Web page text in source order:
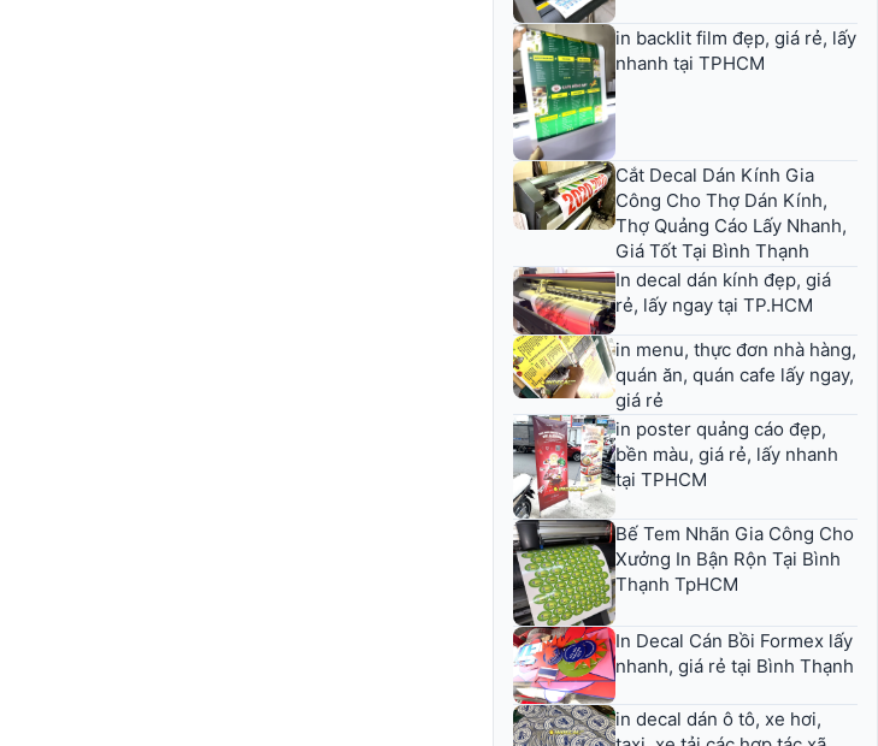
in backlit film đẹp, giá rẻ, lấy
nhanh tại TPHCM
Cắt Decal Dán Kính Gia
Công Cho Thợ Dán Kính,
Thợ Quảng Cáo Lấy Nhanh,
Giá Tốt Tại Bình Thạnh
In decal dán kính đẹp, giá
rẻ, lấy ngay tại TP.HCM
in menu, thực đơn nhà hàng,
quán ăn, quán cafe lấy ngay,
giá rẻ
in poster quảng cáo đẹp,
bền màu, giá rẻ, lấy nhanh
tại TPHCM
Bế Tem Nhãn Gia Công Cho
Xưởng In Bận Rộn Tại Bình
Thạnh TpHCM
In Decal Cán Bồi Formex lấy
nhanh, giá rẻ tại Bình Thạnh
in decal dán ô tô, xe hơi,